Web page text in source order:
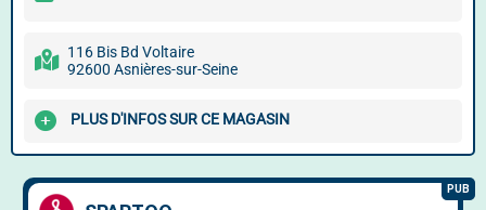
116 Bis Bd Voltaire
92600 Asnières-sur-Seine
PLUS D'INFOS SUR CE MAGASIN